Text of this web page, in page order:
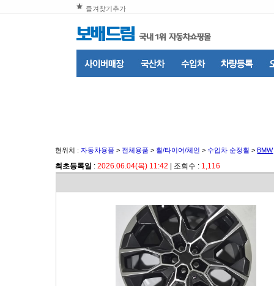
즐겨찾기추가
현위치 :자동차용품 > 전체용품 > 휠/타이어/체인 >수입차 순정휠 >BMW
최초등록일 :2026.06.04(목) 11:42 | 조회수 : 1,116